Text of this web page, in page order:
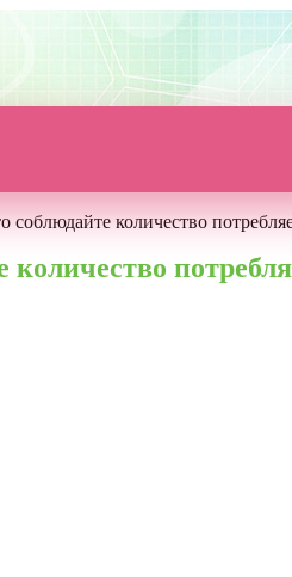
соблюдайте количество
количество